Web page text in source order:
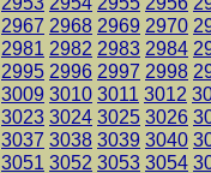
2967 2968 2969 2970
2981 2982 2983 2984
2995 2996 2997 2998
3009 3010 3011 3012
3023 3024 3025 3026
3037 3038 3039 3040
3051 3052 3053 3054